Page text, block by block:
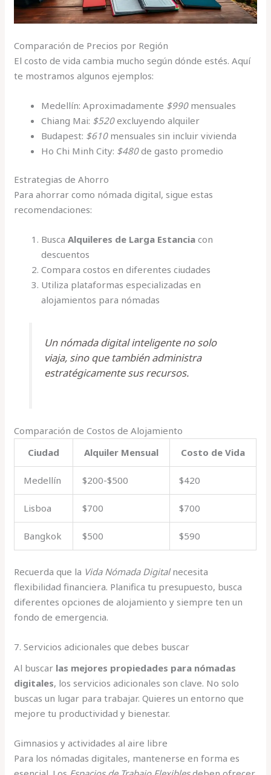
Comparación de Precios por Región
El costo de vida cambia mucho según dónde estés. Aquí
te mostramos algunos ejemplos:
Medellín: Aproximadamente $990mensuales
Chiang Mai: $520excluyendo alquiler
Budapest: $610mensuales sin incluir vivienda
Ho Chi Minh City: $480de gasto promedio
Estrategias de Ahorro
Para ahorrar como nómada digital, sigue estas
recomendaciones:
BuscaAlquileres de Larga Estancia con
descuentos
Compara costos en diferentes ciudades
Utiliza plataformas especializadas en
alojamientos para nómadas
Un nómada digital inteligente no solo
viaja, sino que también administra
estratégicamente sus recursos.
Comparación de Costos de Alojamiento
Ciudad
Alquiler Mensual Costo de Vida
Medellín $200-$500 $420
Lisboa $700 $700
Bangkok $500 $590
Recuerda que la Vida Nómada Digitalnecesita
flexibilidad financiera. Planifica tu presupuesto, busca
diferentes opciones de alojamiento y siempre ten un
fondo de emergencia.
7. Servicios adicionales que debes buscar
Al buscar las mejores propiedades para nómadas
digitales, los servicios adicionales son clave. No solo
buscas un lugar para trabajar. Quieres un entorno que
mejore tu productividad y bienestar.
Gimnasios y actividades al aire libre
Para los nómadas digitales, mantenerse en forma es